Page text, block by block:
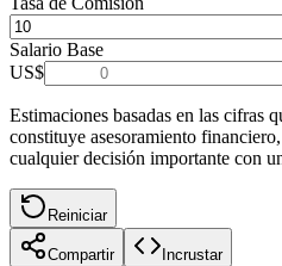
Salario Base
US$
Estimaciones basadas en las cifras
constituye asesoramiento
cualquier decisión importante con
Reiniciar
Compartir Incrustar